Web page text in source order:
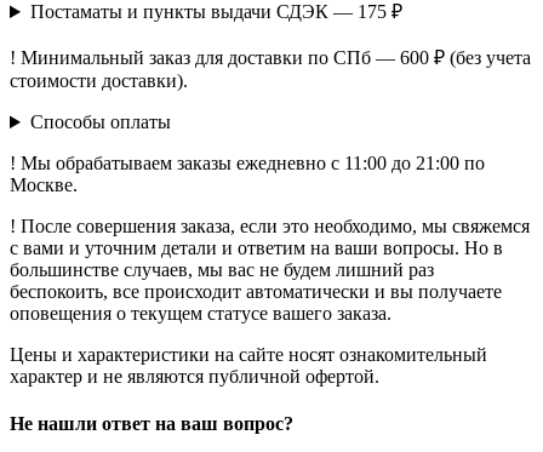
Постаматы и пункты выдачи СДЭК — 175 ₽
! Минимальный заказ для доставки по СПб — 600 ₽ (без учета
стоимости доставки).
Способы оплаты
! Мы обрабатываем заказы ежедневно с 11:00 до 21:00 по
Москве.
! После совершения заказа, если это необходимо, мы свяжемся
с вами и уточним детали и ответим на ваши вопросы. Но в
большинстве случаев, мы вас не будем лишний раз
беспокоить, все происходит автоматически и вы получаете
оповещения о текущем статусе вашего заказа.
Цены и характеристики на сайте носят ознакомительный
характер и не являются публичной офертой.
Не нашли ответ на ваш вопрос?